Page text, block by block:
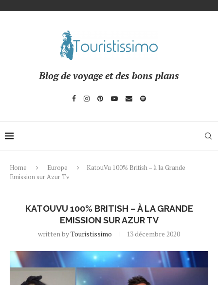
Blog de voyage et des bons plans
Home Europe
KatouVu 100% British – à la Grande
Emission sur Azur Tv
KATOUVU 100% BRITISH – À LA GRANDE
EMISSION SUR AZUR TV
written byTouristissimo 13 décembre 2020